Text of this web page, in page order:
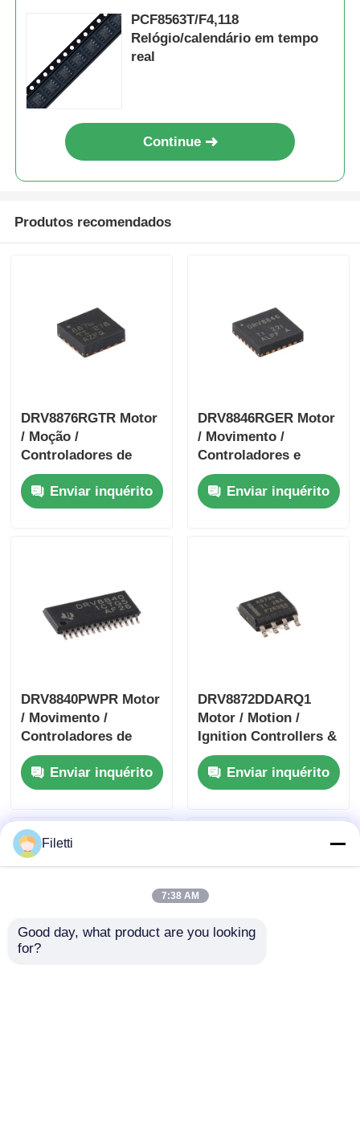
PCF8563T/F4,118
Relógio/calendário em tempo
real
Continue
Produtos recomendados
DRV8876RGTR Motor
/ Moção /
Controladores de
ignição e condutores
40 V 3.5-A H-bridge
Motor Driver com I
Enviar inquérito
DRV8846RGER Motor
/ Movimento /
Controladores e
condutores de
ignição 1.4A Bipolar
Stpr
Enviar inquérito
DRV8840PWPR Motor
/ Movimento /
Controladores de
ignição e condutores
5A Condutor de
motor DC escovado
Enviar inquérito
DRV8872DDARQ1
Motor / Motion /
Ignition Controllers &
Drivers 3.6A Brush
DC Motor Drver
W/Fault Report
Enviar inquérito
Filetti
7:38 AM
Good day, what product are you looking
for?